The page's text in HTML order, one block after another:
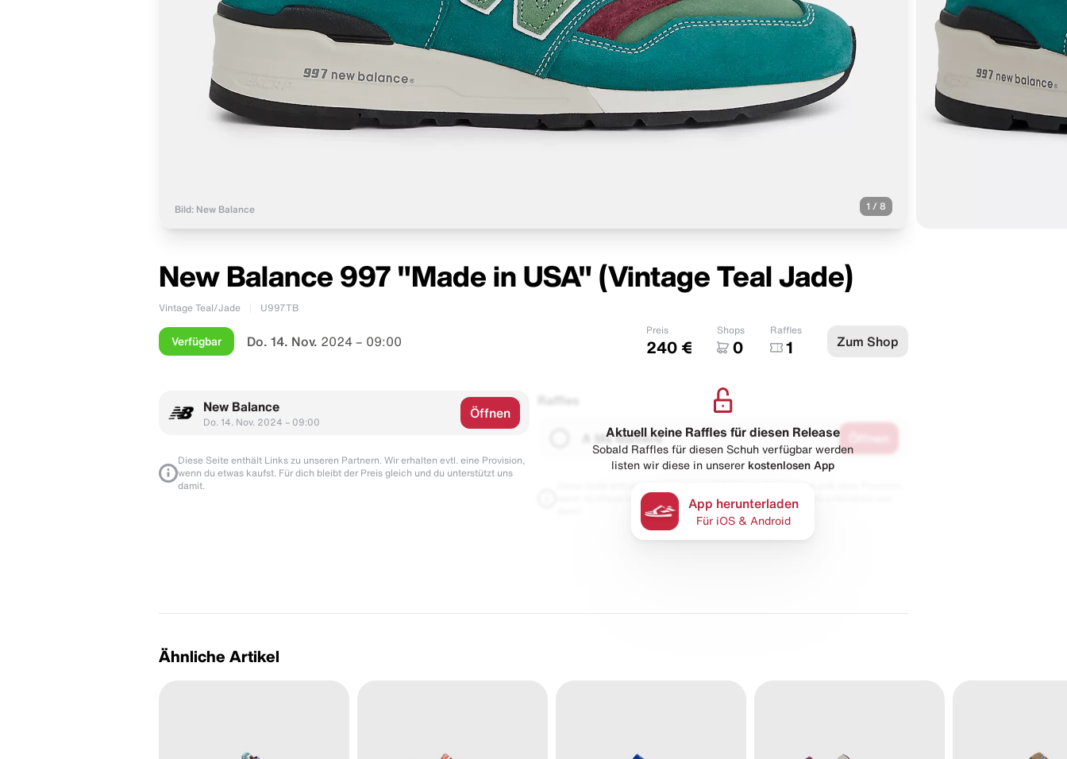
Bild: New Balance 1 / 8
New Balance 997 "Made in USA" (Vintage Teal Jade)
Vintage Teal/Jade U997TB
Verfügbar Do. 14. Nov. 2024 – 09:00
Preis
240 €
Shops
0
Raffles
1 Zum Shop
New Balance
Do. 14. Nov. 2024 – 09:00
Öffnen
Diese Seite enthält Links zu unseren Partnern. Wir erhalten evtl. eine Provision,
wenn du etwas kaufst. Für dich bleibt der Preis gleich und du unterstützt uns
damit.
Raffles
A Ma Maniére
wenn du etwas kaufst. Für dich bleibt der Preis gleich und du unterstützt uns
Aktuell keine Raffles für diesen Release
Sobald Raffles für diesen Schuh verfügbar werden
listen wir diese in unserer kostenlosen App
App herunterladen
Für iOS & Android
Ähnliche Artikel